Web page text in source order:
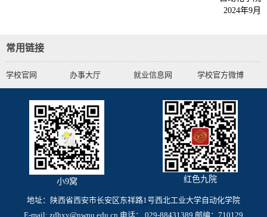
2024年9月
常用链接
学校官网 办事大厅 就业信息网 学校官方微博
小9窝 红色九院
地址：陕西省西安市长安区东祥路1号西北工业大学自动化学院
E-mail: zdhxy@nwpu.edu.cn 电话： 029-88431389 邮编：710129